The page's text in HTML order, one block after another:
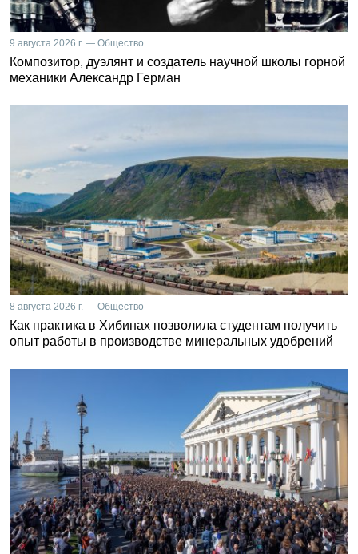
9 августа 2026 г. — Общество
Композитор, дуэлянт и создатель научной школы горной
механики Александр Герман
8 августа 2026 г. — Общество
Как практика в Хибинах позволила студентам получить
опыт работы в производстве минеральных удобрений